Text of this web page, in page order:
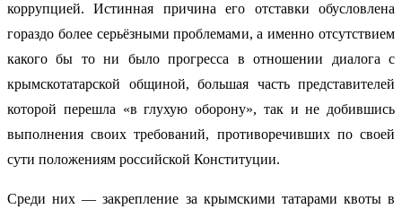
коррупцией. Истинная причина его отставки обусловлена
гораздо более серьёзными проблемами, а именно отсутствием
какого бы то ни было прогресса в отношении диалога с
крымскотатарской общиной, большая часть представителей
которой перешла «в глухую оборону», так и не добившись
выполнения своих требований, противоречивших по своей
сути положениям российской Конституции.
Среди них — закрепление за крымскими татарами квоты в